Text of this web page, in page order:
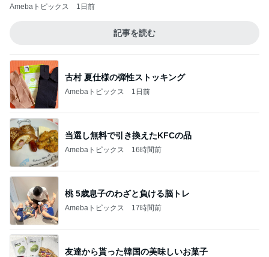
Amebaトピックス 1日前
記事を読む
古村 夏仕様の弾性ストッキング
Amebaトピックス 1日前
当選し無料で引き換えたKFCの品
Amebaトピックス 16時間前
桃 5歳息子のわざと負ける脳トレ
Amebaトピックス 17時間前
友達から貰った韓国の美味しいお菓子